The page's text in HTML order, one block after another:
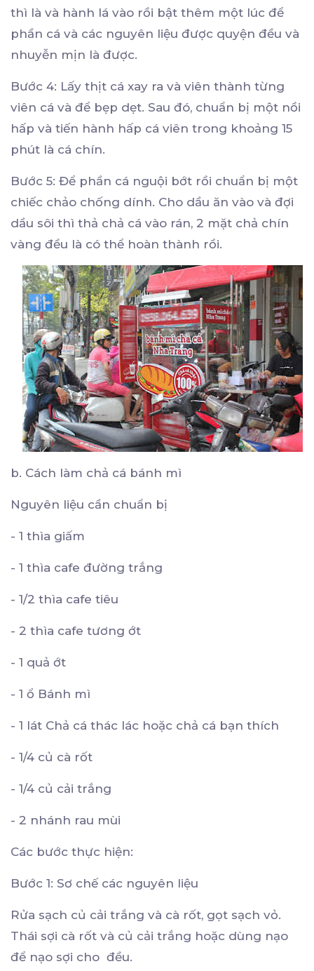
thì là và hành lá vào rồi bật thêm một lúc để
phần cá và các nguyên liệu được quyện đều và
nhuyễn mịn là được.
Bước 4: Lấy thịt cá xay ra và viên thành từng
viên cá và để bẹp dẹt. Sau đó, chuẩn bị một nồi
hấp và tiến hành hấp cá viên trong khoảng 15
phút là cá chín.
Bước 5: Để phần cá nguội bớt rồi chuẩn bị một
chiếc chảo chống dính. Cho dầu ăn vào và đợi
dầu sôi thì thả chả cá vào rán, 2 mặt chả chín
vàng đều là có thể hoàn thành rồi.
b. Cách làm chả cá bánh mì
Nguyên liệu cần chuẩn bị
- 1 thìa giấm
- 1 thìa cafe đường trắng
- 1/2 thìa cafe tiêu
- 2 thìa cafe tương ớt
- 1 quả ớt
- 1 ổ Bánh mì
- 1 lát Chả cá thác lác hoặc chả cá bạn thích
- 1/4 củ cà rốt
- 1/4 củ cải trắng
- 2 nhánh rau mùi
Các bước thực hiện:
Bước 1: Sơ chế các nguyên liệu
Rửa sạch củ cải trắng và cà rốt, gọt sạch vỏ.
Thái sợi cà rốt và củ cải trắng hoặc dùng nạo
để nạo sợi cho đều.